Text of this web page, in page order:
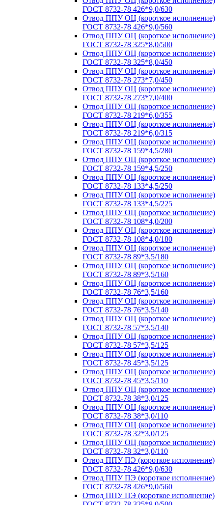
ГОСТ 8732-78 426*9,0/630
Отвод ППУ ОЦ (короткое исполнение)
ГОСТ 8732-78 426*9,0/560
Отвод ППУ ОЦ (короткое исполнение)
ГОСТ 8732-78 325*8,0/500
Отвод ППУ ОЦ (короткое исполнение)
ГОСТ 8732-78 325*8,0/450
Отвод ППУ ОЦ (короткое исполнение)
ГОСТ 8732-78 273*7,0/450
Отвод ППУ ОЦ (короткое исполнение)
ГОСТ 8732-78 273*7,0/400
Отвод ППУ ОЦ (короткое исполнение)
ГОСТ 8732-78 219*6,0/355
Отвод ППУ ОЦ (короткое исполнение)
ГОСТ 8732-78 219*6,0/315
Отвод ППУ ОЦ (короткое исполнение)
ГОСТ 8732-78 159*4,5/280
Отвод ППУ ОЦ (короткое исполнение)
ГОСТ 8732-78 159*4,5/250
Отвод ППУ ОЦ (короткое исполнение)
ГОСТ 8732-78 133*4,5/250
Отвод ППУ ОЦ (короткое исполнение)
ГОСТ 8732-78 133*4,5/225
Отвод ППУ ОЦ (короткое исполнение)
ГОСТ 8732-78 108*4,0/200
Отвод ППУ ОЦ (короткое исполнение)
ГОСТ 8732-78 108*4,0/180
Отвод ППУ ОЦ (короткое исполнение)
ГОСТ 8732-78 89*3,5/180
Отвод ППУ ОЦ (короткое исполнение)
ГОСТ 8732-78 89*3,5/160
Отвод ППУ ОЦ (короткое исполнение)
ГОСТ 8732-78 76*3,5/160
Отвод ППУ ОЦ (короткое исполнение)
ГОСТ 8732-78 76*3,5/140
Отвод ППУ ОЦ (короткое исполнение)
ГОСТ 8732-78 57*3,5/140
Отвод ППУ ОЦ (короткое исполнение)
ГОСТ 8732-78 57*3,5/125
Отвод ППУ ОЦ (короткое исполнение)
ГОСТ 8732-78 45*3,5/125
Отвод ППУ ОЦ (короткое исполнение)
ГОСТ 8732-78 45*3,5/110
Отвод ППУ ОЦ (короткое исполнение)
ГОСТ 8732-78 38*3,0/125
Отвод ППУ ОЦ (короткое исполнение)
ГОСТ 8732-78 38*3,0/110
Отвод ППУ ОЦ (короткое исполнение)
ГОСТ 8732-78 32*3,0/125
Отвод ППУ ОЦ (короткое исполнение)
ГОСТ 8732-78 32*3,0/110
Отвод ППУ ПЭ (короткое исполнение)
ГОСТ 8732-78 426*9,0/630
Отвод ППУ ПЭ (короткое исполнение)
ГОСТ 8732-78 426*9,0/560
Отвод ППУ ПЭ (короткое исполнение)